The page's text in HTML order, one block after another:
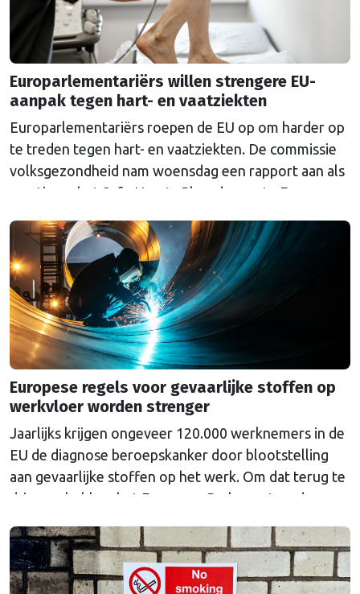
Europarlementariërs willen strengere EU-
aanpak tegen hart- en vaatziekten
Europarlementariërs roepen de EU op om harder op
te treden tegen hart- en vaatziekten. De commissie
volksgezondheid nam woensdag een rapport aan als
reactie op het Safe Hearts Plan, de eerste Europese
Commissie in december 2025 presenteerde. Hart- en
vaatziekten zijn de grootste doodsoorzaak in
Europa: elk jaar …Continued
Europese regels voor gevaarlijke stoffen op
werkvloer worden strenger
Jaarlijks krijgen ongeveer 120.000 werknemers in de
EU de diagnose beroepskanker door blootstelling
aan gevaarlijke stoffen op het werk. Om dat terug te
dringen, hebben het Europees Parlement en de
chemicaliën die worden gebruikt in onder meer de
batterij-, staal-, chemische en textielindustrie. Voor
het eerst is er ook …Continued